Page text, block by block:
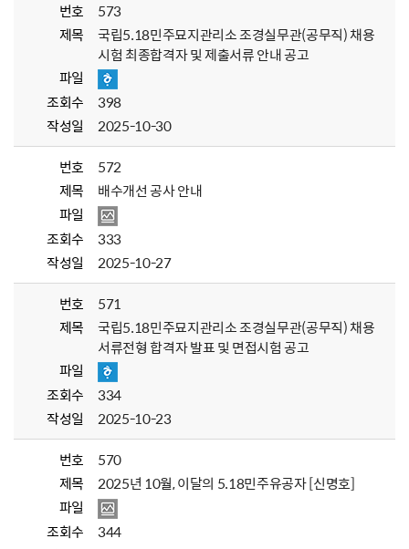
번호
573
제목
국립5.18민주묘지관리소 조경실무관(공무직) 채용
시험 최종합격자 및 제출서류 안내 공고
파일
조회수
398
작성일
2025-10-30
번호
572
제목
배수개선 공사 안내
파일
조회수
333
작성일
2025-10-27
번호
571
제목
국립5.18민주묘지관리소 조경실무관(공무직) 채용
서류전형 합격자 발표 및 면접시험 공고
파일
조회수
334
작성일
2025-10-23
번호
570
제목
2025년 10월, 이달의 5.18민주유공자 [신명호]
파일
조회수
344